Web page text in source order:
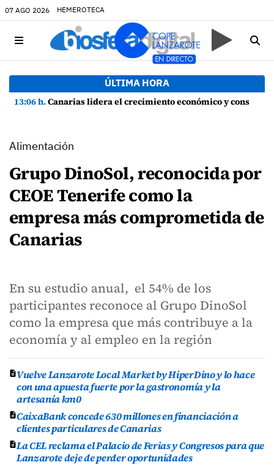
07 AGO 2026 HEMEROTECA
ÚLTIMA HORA
13:06 h.Canarias lidera el crecimiento económico y consolida su recuperación con un empleo en máximos históricos
Alimentación
Grupo DinoSol, reconocida por
CEOE Tenerife como la
empresa más comprometida de
Canarias
En su estudio anual, el 54% de los
participantes reconoce al Grupo DinoSol
como la empresa que más contribuye a la
economía y al empleo en la región
Vuelve Lanzarote Local Market by HiperDino y lo hace
con una apuesta fuerte por la gastronomía y la
artesanía km0
CaixaBank concede 630 millones en financiación a
clientes particulares de Canarias
La CEL reclama el Palacio de Ferias y Congresos para que
Lanzarote deje de perder oportunidades